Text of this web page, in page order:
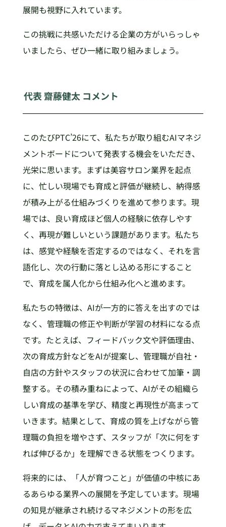
展開も視野に入れています。
この挑戦に共感いただける企業の方がいらっしゃ
いましたら、ぜひ一緒に取り組みましょう。
代表 齋藤健太 コメント
このたびPTC’26にて、私たちが取り組むAIマネジ
メントボードについて発表する機会をいただき、
光栄に思います。まずは美容サロン業界を起点
に、忙しい現場でも育成と評価が継続し、納得感
が積み上がる仕組みづくりを進めて参ります。現
場では、良い育成ほど個人の経験に依存しやす
く、再現が難しいという課題があります。私たち
は、感覚や経験を否定するのではなく、それを言
語化し、次の行動に落とし込める形にすること
で、育成を属人化から仕組み化へと進めます。
私たちの特徴は、AIが一方的に答えを出すのでは
なく、管理職の修正や判断が学習の材料になる点
です。たとえば、フィードバック文や評価理由、
次の育成方針などをAIが提案し、管理職が自社・
自店の方針やスタッフの状況に合わせて加筆・調
整する。その積み重ねによって、AIがその組織ら
しい育成の基準を学び、精度と再現性が高まって
いきます。結果として、育成の質を上げながら管
理職の負担を増やさず、スタッフが「次に何をす
れば伸びるか」を理解できる状態をつくります。
将来的には、「人が育つこと」が価値の中核にあ
るあらゆる業界への展開を予定しています。現場
の知見が継承され続けるマネジメントの形を広